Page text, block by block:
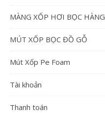
MÀNG XỐP HƠI BỌC HÀNG
MÚT XỐP BỌC ĐỒ GỖ
Mút Xốp Pe Foam
Tài khoản
Thanh toán